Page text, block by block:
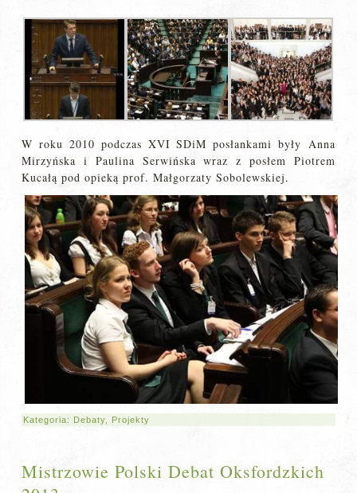
W roku 2010 podczas XVI SDiM posłankami były Anna
Mirzyńska i Paulina Serwińska wraz z posłem Piotrem
Kucałą pod opieką prof. Małgorzaty Sobolewskiej.
Kategoria: Debaty Projekty
Mistrzowie Polski Debat Oksfordzkich